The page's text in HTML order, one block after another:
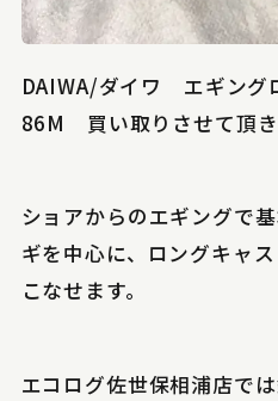
DAIWA/ダイワ エギン
86M 買い取りさせて頂き
ショアからのエギングで
ギを中心に、ロングキャ
こなせます。
エコログ佐世保相浦店で